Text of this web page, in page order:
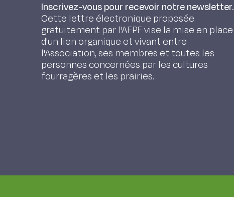
Inscrivez-vous pour recevoir notre newsletter.
Cette lettre électronique proposée
gratuitement par l'AFPF vise la mise en place
d'un lien organique et vivant entre
l'Association, ses membres et toutes les
personnes concernées par les cultures
fourragères et les prairies.